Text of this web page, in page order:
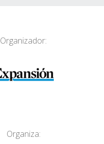
Organizador:
Organiza: